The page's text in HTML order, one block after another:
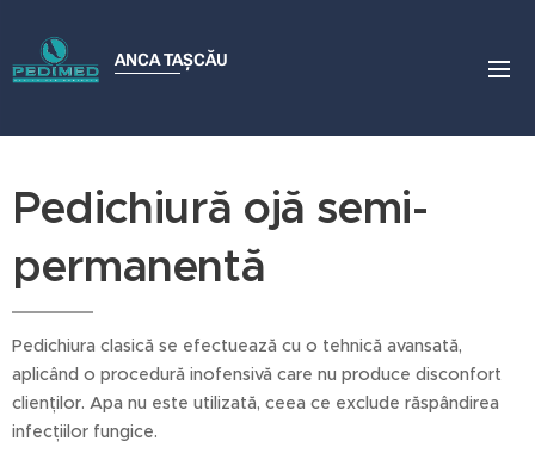
ANCATAȘCĂU
Pedichiură ojă semi-
permanentă
Pedichiura clasică se efectuează cu o tehnică avansată,
aplicând o procedură inofensivă care nu produce disconfort
clienților. Apa nu este utilizată, ceea ce exclude răspândirea
infecțiilor fungice.